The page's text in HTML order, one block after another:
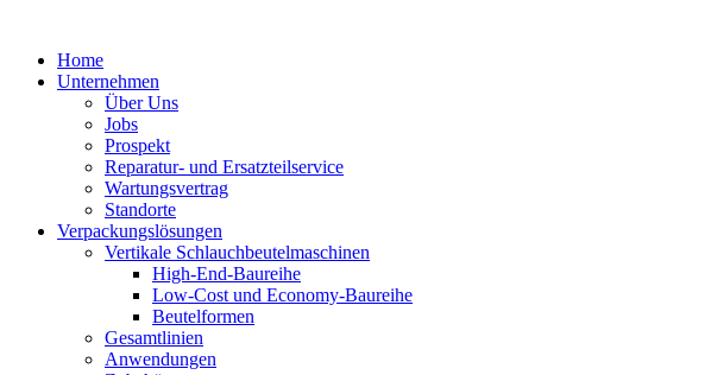
springenHome
Unternehmen
Über Uns
Jobs
Prospekt
Reparatur- und Ersatzteil­service
Wartungsvertrag
Standorte
Verpackungslösungen
Vertikale Schlauch­beutelmaschinen
High-End-Baureihe
Low-Cost und Economy-Baureihe
Beutelformen
Gesamtlinien
Anwendungen